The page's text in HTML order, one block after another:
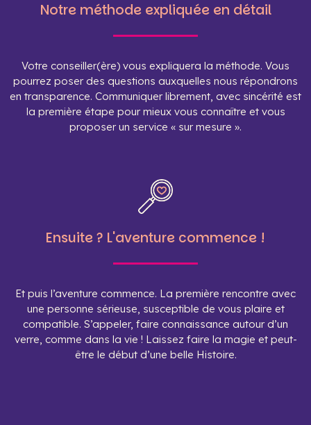
Notre méthode expliquée en détail
Votre conseiller(ère) vous expliquera la méthode. Vous
pourrez poser des questions auxquelles nous répondrons
en transparence. Communiquer librement, avec sincérité est
la première étape pour mieux vous connaître et vous
proposer un service « sur mesure ».
Ensuite ? L'aventure commence !
Et puis l’aventure commence. La première rencontre avec
une personne sérieuse, susceptible de vous plaire et
compatible. S’appeler, faire connaissance autour d’un
verre, comme dans la vie ! Laissez faire la magie et peut-
être le début d’une belle Histoire.